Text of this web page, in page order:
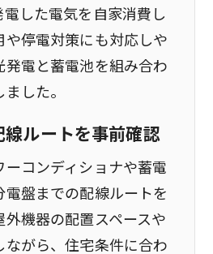
した電気を自家消費し
停電対策にも対応しや
発電と蓄電池を組み合わ
した。
ルートを事前確認
コンディショナや蓄電
盤までの配線ルートを
機器の配置スペースや
がら、住宅条件に合わ